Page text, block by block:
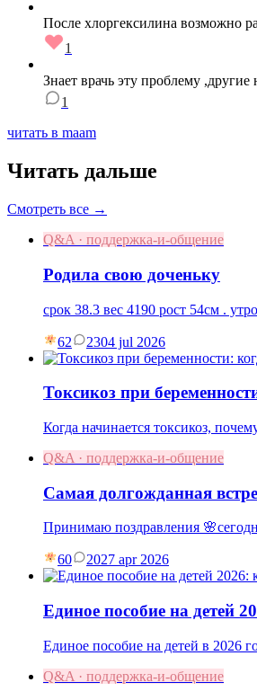
После хлоргексилина возможно
1
Знает врачь эту проблему
1
читать в maam
Читать дальше
Смотреть все →
Q&A · поддержка-и-общение
Родила свою доченьку
срок 38.3 вес 4190 рост 54см .
62 2304 jul 2026
Токсикоз при
Когда начинается токсикоз,
Q&A · поддержка-и-общение
Самая долгожданная
Принимаю поздравления
60 2027 apr 2026
Единое пособие на детей
Единое пособие на детей в 2026
Q&A · поддержка-и-общение